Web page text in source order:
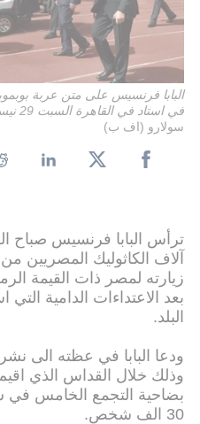
البابا فرنسيس على متن عربة
في استاد في القاهرة السبت 29 نيسان/ابريل 2017
سولارو (اف ب)
ترأس البابا فرنسيس صباح
آلاف الكاثوليك المصريين
زيارته لمصر ذات القيمة
بعد الاعتداءات الدامية
البلد.
ودعا البابا في عظته الى نشر
وذلك خلال القداس الذي
بضاحية التجمع الخامس في
30 الف شخص.